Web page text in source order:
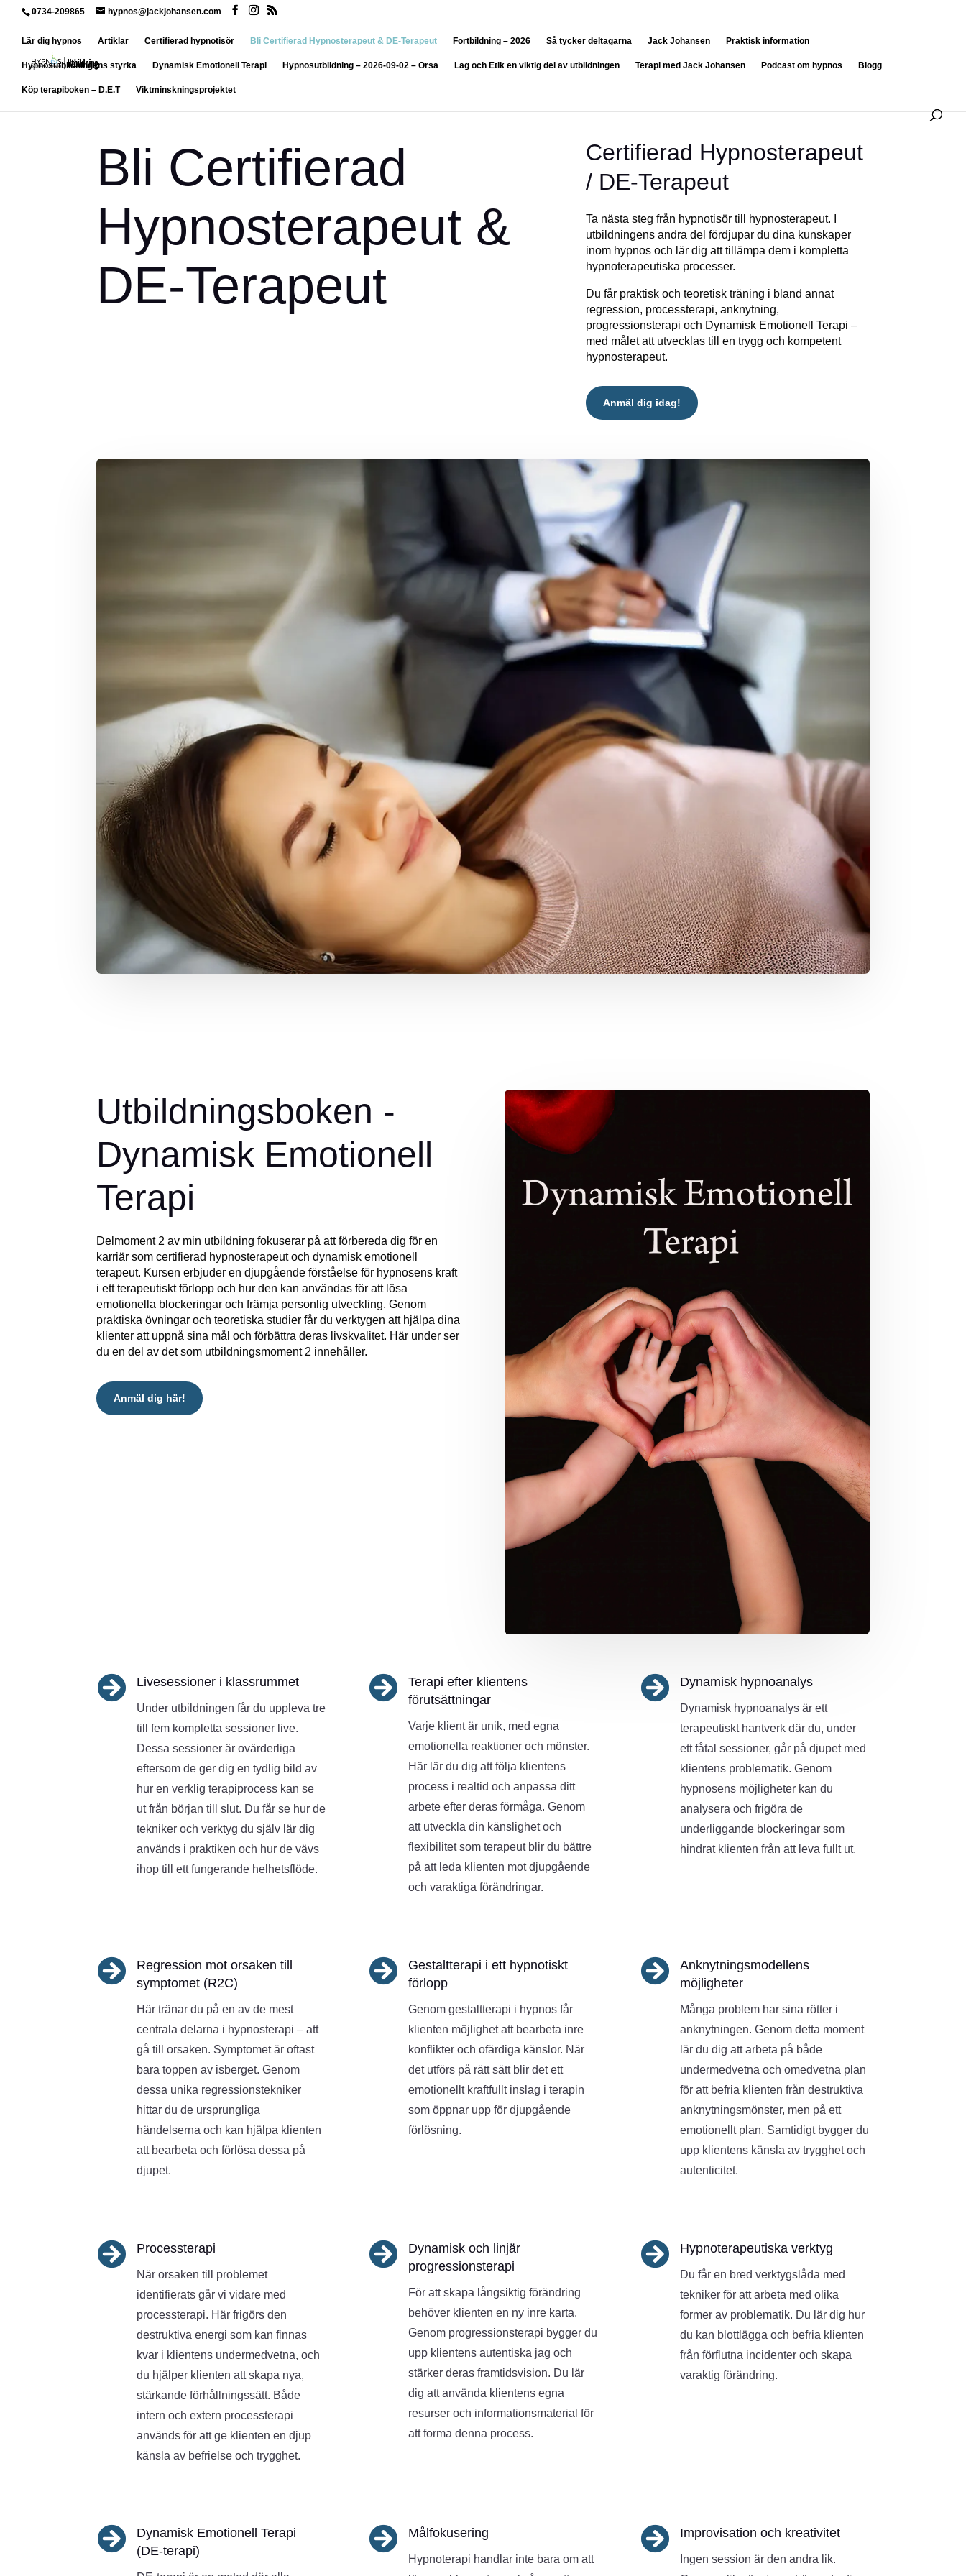
0734-209865 hypnos@jackjohansen.com
Lär dig hypnos Artiklar Certifierad hypnotisör Bli Certifierad Hypnosterapeut & DE-Terapeut Fortbildning – 2026 Så tycker deltagarna Jack Johansen Praktisk information
Hypnosutbildningens styrka Dynamisk Emotionell Terapi Hypnosutbildning – 2026-09-02 – Orsa Lag och Etik en viktig del av utbildningen Terapi med Jack Johansen Podcast om hypnos Blogg
Köp terapiboken – D.E.T Viktminskningsprojektet
Bli Certifierad
Hypnosterapeut &
DE-Terapeut
Certifierad Hypnosterapeut
/ DE-Terapeut
Ta nästa steg från hypnotisör till hypnosterapeut. I
utbildningens andra del fördjupar du dina kunskaper
inom hypnos och lär dig att tillämpa dem i kompletta
hypnoterapeutiska processer.
Du får praktisk och teoretisk träning i bland annat
regression, processterapi, anknytning,
progressionsterapi och Dynamisk Emotionell Terapi –
med målet att utvecklas till en trygg och kompetent
hypnosterapeut.
Anmäl dig idag!
Utbildningsboken -
Dynamisk Emotionell
Terapi
Delmoment 2 av min utbildning fokuserar på att förbereda dig för en
karriär som certifierad hypnosterapeut och dynamisk emotionell
terapeut. Kursen erbjuder en djupgående förståelse för hypnosens kraft
i ett terapeutiskt förlopp och hur den kan användas för att lösa
emotionella blockeringar och främja personlig utveckling. Genom
praktiska övningar och teoretiska studier får du verktygen att hjälpa dina
klienter att uppnå sina mål och förbättra deras livskvalitet. Här under ser
du en del av det som utbildningsmoment 2 innehåller.
Anmäl dig här!
 Livesessioner i klassrummet
Under utbildningen får du uppleva tre
till fem kompletta sessioner live.
Dessa sessioner är ovärderliga
eftersom de ger dig en tydlig bild av
hur en verklig terapiprocess kan se
ut från början till slut. Du får se hur de
tekniker och verktyg du själv lär dig
används i praktiken och hur de vävs
ihop till ett fungerande helhetsflöde.

Terapi efter klientens
förutsättningar
Varje klient är unik, med egna
emotionella reaktioner och mönster.
Här lär du dig att följa klientens
process i realtid och anpassa ditt
arbete efter deras förmåga. Genom
att utveckla din känslighet och
flexibilitet som terapeut blir du bättre
på att leda klienten mot djupgående
och varaktiga förändringar.
 Dynamisk hypnoanalys
Dynamisk hypnoanalys är ett
terapeutiskt hantverk där du, under
ett fåtal sessioner, går på djupet med
klientens problematik. Genom
hypnosens möjligheter kan du
analysera och frigöra de
underliggande blockeringar som
hindrat klienten från att leva fullt ut.

Regression mot orsaken till
symptomet (R2C)
Här tränar du på en av de mest
centrala delarna i hypnosterapi – att
gå till orsaken. Symptomet är oftast
bara toppen av isberget. Genom
dessa unika regressionstekniker
hittar du de ursprungliga
händelserna och kan hjälpa klienten
att bearbeta och förlösa dessa på
djupet.

Gestaltterapi i ett hypnotiskt
förlopp
Genom gestaltterapi i hypnos får
klienten möjlighet att bearbeta inre
konflikter och ofärdiga känslor. När
det utförs på rätt sätt blir det ett
emotionellt kraftfullt inslag i terapin
som öppnar upp för djupgående
förlösning.

Anknytningsmodellens
möjligheter
Många problem har sina rötter i
anknytningen. Genom detta moment
lär du dig att arbeta på både
undermedvetna och omedvetna plan
för att befria klienten från destruktiva
anknytningsmönster, men på ett
emotionellt plan. Samtidigt bygger du
upp klientens känsla av trygghet och
autenticitet.
 Processterapi
När orsaken till problemet
identifierats går vi vidare med
processterapi. Här frigörs den
destruktiva energi som kan finnas
kvar i klientens undermedvetna, och
du hjälper klienten att skapa nya,
stärkande förhållningssätt. Både
intern och extern processterapi
används för att ge klienten en djup
känsla av befrielse och trygghet.

Dynamisk och linjär
progressionsterapi
För att skapa långsiktig förändring
behöver klienten en ny inre karta.
Genom progressionsterapi bygger du
upp klientens autentiska jag och
stärker deras framtidsvision. Du lär
dig att använda klientens egna
resurser och informationsmaterial för
att forma denna process.
 Hypnoterapeutiska verktyg
Du får en bred verktygslåda med
tekniker för att arbeta med olika
former av problematik. Du lär dig hur
du kan blottlägga och befria klienten
från förflutna incidenter och skapa
varaktig förändring.

Dynamisk Emotionell Terapi
(DE-terapi)
 Målfokusering
Hypnoterapi handlar inte bara om att
 Improvisation och kreativitet
Ingen session är den andra lik.